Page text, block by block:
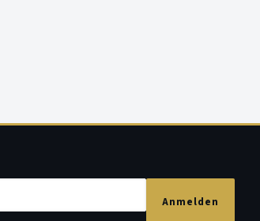
Anmelden